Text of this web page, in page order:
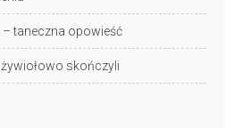
– taneczna opowieść
skończyli